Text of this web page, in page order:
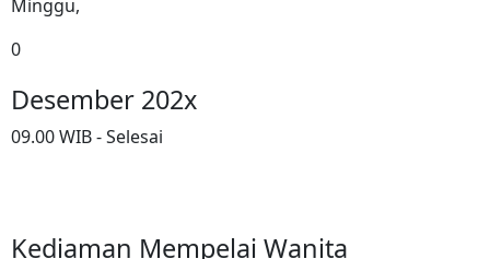
Minggu,
0
Desember 202x
09.00 WIB - Selesai
Kediaman Mempelai Wanita